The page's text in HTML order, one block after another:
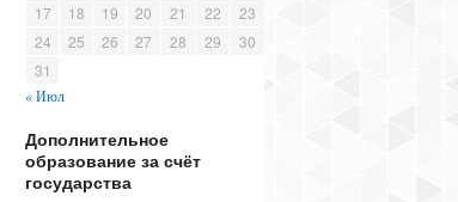
17
18 19 20 21 22
23
24
25 26 27 28 29
30
31
« Июл
Дополнительное
образование за счёт
государства